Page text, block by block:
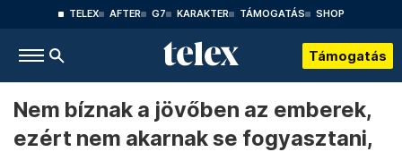
TELEX AFTER G7 KARAKTER TÁMOGATÁS SHOP
Támogatás
Nem bíznak a jövőben az emberek,
ezért nem akarnak se fogyasztani,